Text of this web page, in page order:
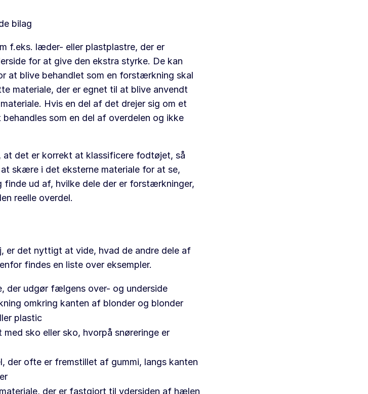
bilag
f.eks. læder- eller plastplastre, der er
for at give den ekstra styrke. De kan
at blive behandlet som en forstærkning skal
materiale, der er egnet til at blive anvendt
Hvis en del af det drejer sig om et
som en del af overdelen og ikke
at det er korrekt at klassificere fodtøjet, så
skære i det eksterne materiale for at se,
finde ud af, hvilke dele der er forstærkninger,
reelle overdel.
er det nyttigt at vide, hvad de andre dele af
findes en liste over eksempler.
der udgør fælgens over- og underside
omkring kanten af blonder og blonder
plastic
sko eller sko, hvorpå snøreringe er
der ofte er fremstillet af gummi, langs kanten
der er fastgjort til ydersiden af hælen